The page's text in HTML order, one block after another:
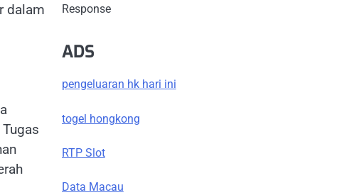
dalam
Response
ADS
pengeluaran hk hari ini
togel hongkong
RTP Slot
Data Macau